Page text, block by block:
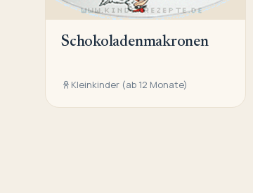
Schokoladenmakronen
Kleinkinder (ab 12 Monate)